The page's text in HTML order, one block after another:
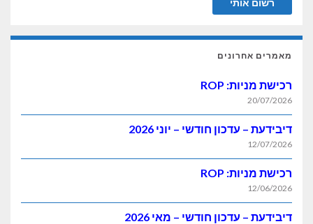
מאמרים אחרונים
רכישת מניות: ROP
20/07/2026
דיבידעת – עדכון חודשי – יוני 2026
12/07/2026
רכישת מניות: ROP
12/06/2026
דיבידעת – עדכון חודשי – מאי 2026